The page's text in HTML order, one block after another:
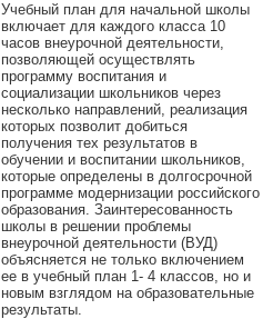
Учебный план для начальной школы
включает для каждого класса 10
часов внеурочной деятельности,
позволяющей осуществлять
программу воспитания и
социализации школьников через
несколько направлений, реализация
которых позволит добиться
получения тех результатов в
обучении и воспитании школьников,
которые определены в долгосрочной
программе модернизации российского
образования. Заинтересованность
школы в решении проблемы
внеурочной деятельности (ВУД)
объясняется не только включением
ее в учебный план 1- 4 классов, но и
новым взглядом на образовательные
результаты.